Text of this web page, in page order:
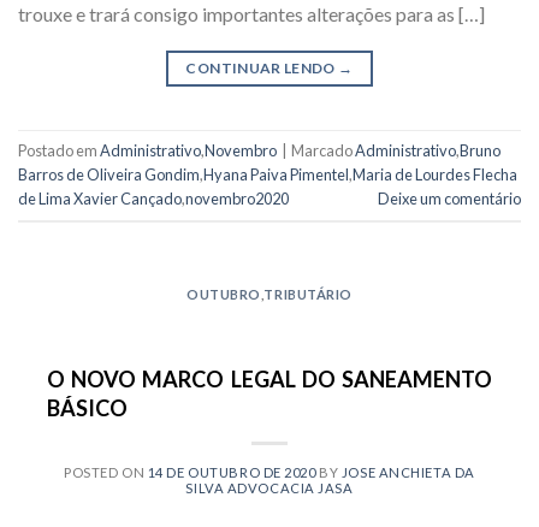
trouxe e trará consigo importantes alterações para as […]
CONTINUAR LENDO →
Postado emAdministrativo,Novembro MarcadoAdministrativo,Bruno
Barros de Oliveira Gondim,Hyana Paiva Pimentel,Maria de Lourdes Flecha
de Lima Xavier Cançado,novembro2020 Deixe um comentário
OUTUBRO TRIBUTÁRIO
O NOVO MARCO LEGAL DO SANEAMENTO
BÁSICO
POSTED ON 14 DE OUTUBRO DE 2020BY JOSE ANCHIETA DA
SILVA ADVOCACIA JASA